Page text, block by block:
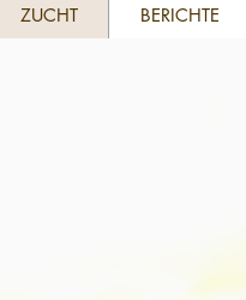
ZUCHT BERICHTE